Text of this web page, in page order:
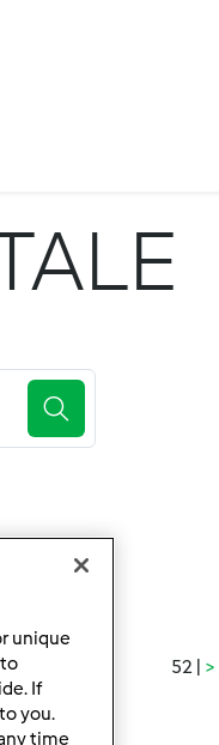
52 |
unique
If
you.
time